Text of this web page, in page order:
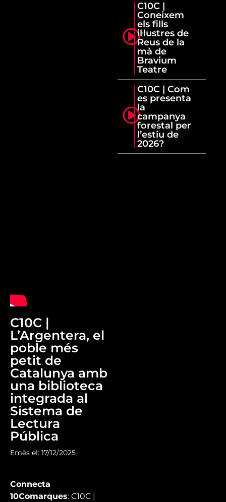
C10C |
L’Argentera, el
poble més
petit de
Catalunya amb
una biblioteca
integrada al
Sistema de
Lectura
Pública
Emès el: 17/12/2025
Connecta
10Comarques: C10C |
C10C |
Coneixem
els fills
il·lustres de
Reus de la
mà de
Bravium
Teatre
C10C | Com
es presenta
la
campanya
forestal per
l’estiu de
2026?